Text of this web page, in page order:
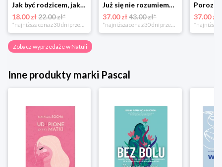
Jak być rodzicem, jakim zawsze chciałeś być Media rodzina
18.00 zł22.00 zł*
*najniższa cena z 30 dni przed obniżką
Już się nie rozumiemy! Jak przeżyć czas trzaskających drzwi Esprit
37.00 zł 43.00 zł*
*najniższa cena z 30 dni przed obniżką
37.00 zł
Zobacz wyprzedaże w Natuli
Inne produkty marki Pascal